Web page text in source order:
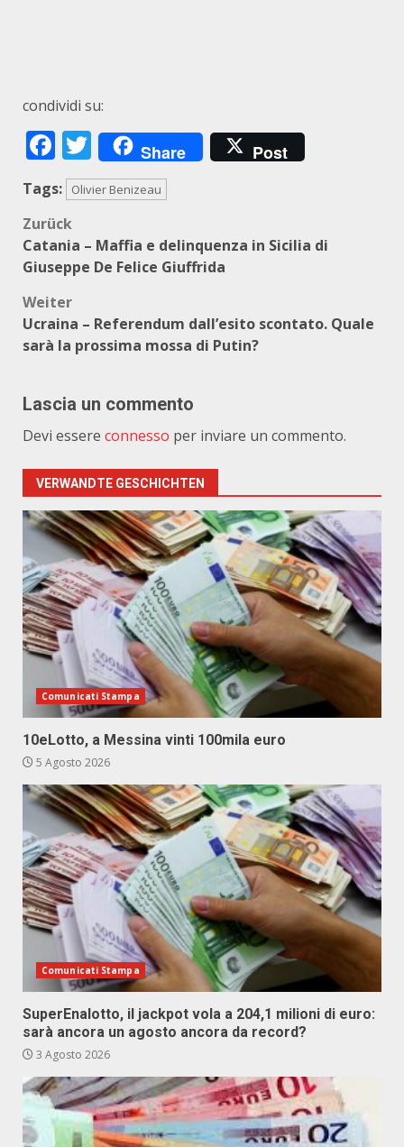
condividi su:
Facebook
Twitter
Share Post
Tags: Olivier Benizeau
Beitragsnavigation
Zurück
Catania – Maffia e delinquenza in Sicilia di
Giuseppe De Felice Giuffrida
Weiter
Ucraina – Referendum dall’esito scontato. Quale
sarà la prossima mossa di Putin?
Lascia un commento
Devi essere connesso per inviare un commento.
VERWANDTE GESCHICHTEN
Comunicati Stampa
10eLotto, a Messina vinti 100mila euro
5 Agosto 2026
Comunicati Stampa
SuperEnalotto, il jackpot vola a 204,1 milioni di euro:
sarà ancora un agosto ancora da record?
3 Agosto 2026